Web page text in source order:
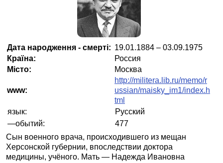
Дата народження - смерті: 19.01.1884 – 03.09.1975
Країна:
Россия
Місто:
Москва
www:
http://militera.lib.ru/memo/r
ussian/maisky_im1/index.h
tml
язык:
Русский
—обытий:
477
Сын военного врача, происходившего из мещан
Херсонской губернии, впоследствии доктора
медицины, учёного. Мать — Надежда Ивановна